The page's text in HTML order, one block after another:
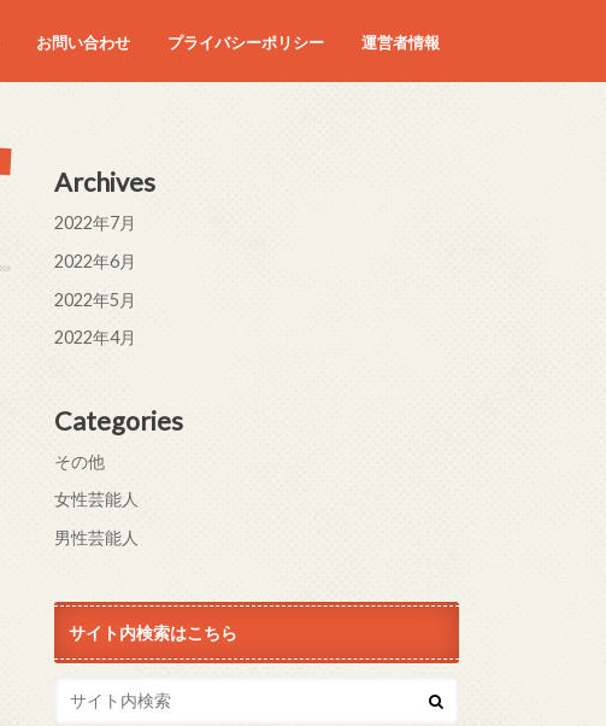
お問い合わせ プライバシーポリシー 運営者情報
Archives
2022年7月
2022年6月
2022年5月
2022年4月
Categories
その他
女性芸能人
男性芸能人
サイト内検索はこちら